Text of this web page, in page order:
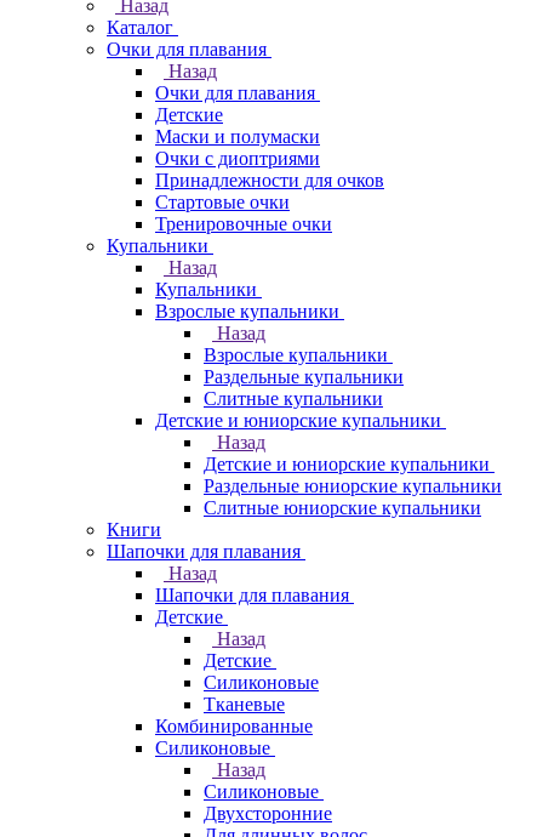
Назад
Каталог
Очки для плавания
Назад
Очки для плавания
Детские
Маски и полумаски
Очки с диоптриями
Принадлежности для очков
Стартовые очки
Тренировочные очки
Купальники
Назад
Купальники
Взрослые купальники
Назад
Взрослые купальники
Раздельные купальники
Слитные купальники
Детские и юниорские купальники
Назад
Детские и юниорские купальники
Раздельные юниорские купальники
Слитные юниорские купальники
Книги
Шапочки для плавания
Назад
Шапочки для плавания
Детские
Назад
Детские
Силиконовые
Тканевые
Комбинированные
Силиконовые
Назад
Силиконовые
Двухсторонние